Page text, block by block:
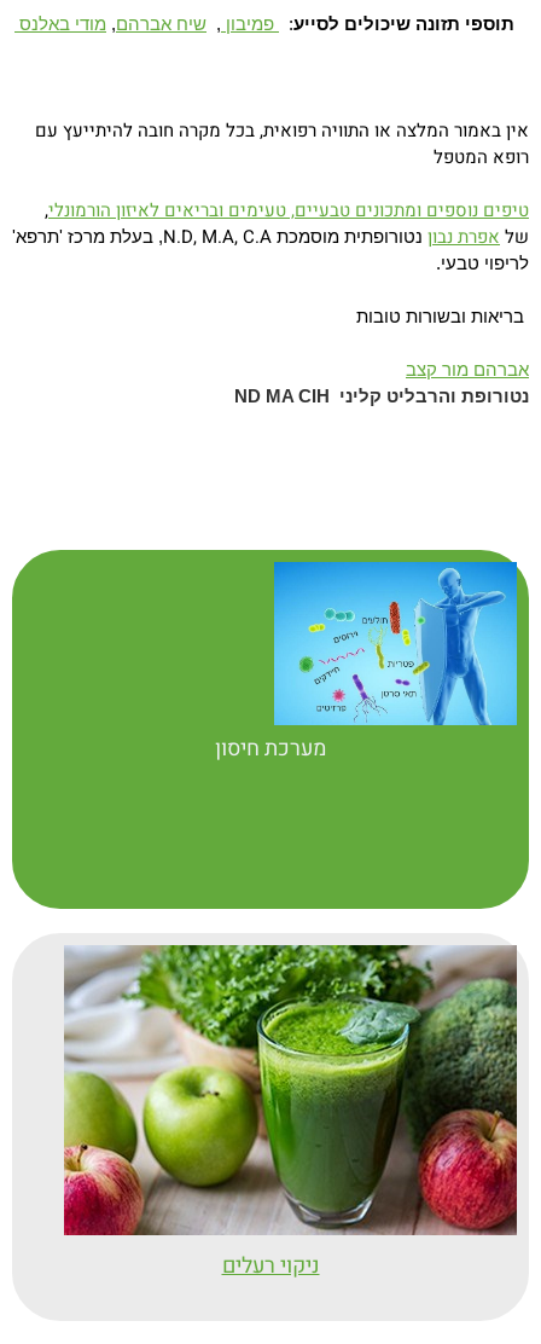
תוספי תזונה שיכולים לסייע: פמיבון , שיח אברהם, מודי באלנס
אין באמור המלצה או התוויה רפואית, בכל מקרה חובה להיתייעץ עם
רופא המטפל
טיפים נוספים ומתכונים טבעיים, טעימים ובריאים לאיזון הורמונלי,
של אפרת נבון נטורופתית מוסמכת N.D, M.A, C.A, בעלת מרכז 'תרפא'
לריפוי טבעי.
בריאות ובשורות טובות
אברהם מור קצב
נטורופת והרבליט קליני
מערכת חיסון
ניקוי רעלים